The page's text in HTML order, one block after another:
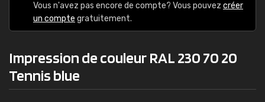
Vous n'avez pas encore de compte? Vous pouvez créer
un compte gratuitement.
Impression de couleur RAL 230 70 20
Tennis blue